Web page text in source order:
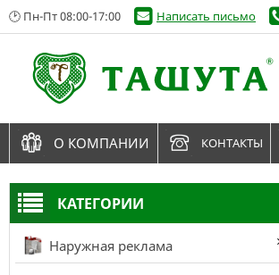
КАТЕГОРИИ
Наружная реклама
🕑 Пн-Пт 08:00-17:00 Написать письмо
О КОМПАНИИ КОНТАКТЫ